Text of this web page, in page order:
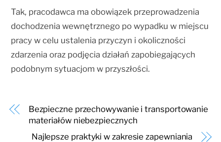
Tak, pracodawca ma obowiązek przeprowadzenia
dochodzenia wewnętrznego po wypadku w miejscu
pracy w celu ustalenia przyczyn i okoliczności
zdarzenia oraz podjęcia działań zapobiegających
podobnym sytuacjom w przyszłości.
Bezpieczne przechowywanie i transportowanie
materiałów niebezpiecznych
Najlepsze praktyki w zakresie zapewniania